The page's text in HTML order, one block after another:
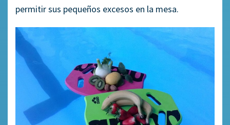
permitir sus pequeños excesos en la mesa.